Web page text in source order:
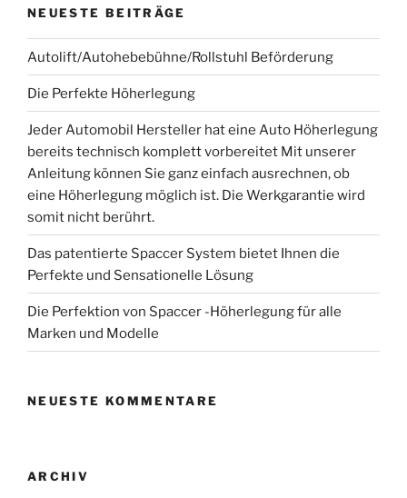
NEUESTE BEITRÄGE
Autolift/Autohebebühne/Rollstuhl Beförderung
Die Perfekte Höherlegung
Jeder Automobil Hersteller hat eine Auto Höherlegung
bereits technisch komplett vorbereitet Mit unserer
Anleitung können Sie ganz einfach ausrechnen, ob
eine Höherlegung möglich ist. Die Werkgarantie wird
somit nicht berührt.
Das patentierte Spaccer System bietet Ihnen die
Perfekte und Sensationelle Lösung
Die Perfektion von Spaccer -Höherlegung für alle
Marken und Modelle
NEUESTE KOMMENTARE
ARCHIV